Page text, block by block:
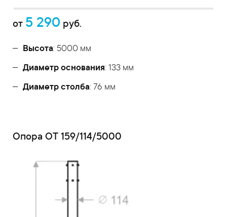
от 5 290 руб.
Высота: 5000 мм
Диаметр основания: 133 мм
Диаметр столба: 76 мм
Опора ОТ 159/114/5000